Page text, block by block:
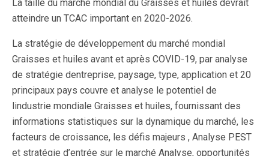
La taille du marché mondial du Graisses et huiles devrait
atteindre un TCAC important en 2020-2026.
La stratégie de développement du marché mondial
Graisses et huiles avant et après COVID-19, par analyse
de stratégie dentreprise, paysage, type, application et 20
principaux pays couvre et analyse le potentiel de
lindustrie mondiale Graisses et huiles, fournissant des
informations statistiques sur la dynamique du marché, les
facteurs de croissance, les défis majeurs , Analyse PEST
et stratégie d’entrée sur le marché Analyse, opportunités